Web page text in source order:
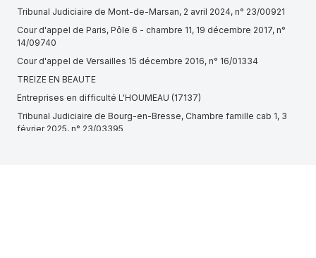
Tribunal Judiciaire de Mont-de-Marsan, 2 avril 2024, n° 23/00921
Cour d'appel de Paris, Pôle 6 - chambre 11, 19 décembre 2017, n°
14/09740
Cour d'appel de Versailles 15 décembre 2016, n° 16/01334
TREIZE EN BEAUTE
Entreprises en difficulté L'HOUMEAU (17137)
Tribunal Judiciaire de Bourg-en-Bresse, Chambre famille cab 1, 3
février 2025, n° 23/03395